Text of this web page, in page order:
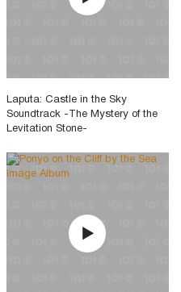
Laputa: Castle in the Sky
Soundtrack -The Mystery of the
Levitation Stone-